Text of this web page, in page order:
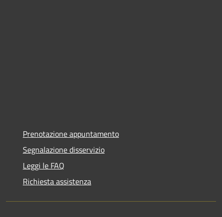
Prenotazione appuntamento
Segnalazione disservizio
Leggi le FAQ
Richiesta assistenza